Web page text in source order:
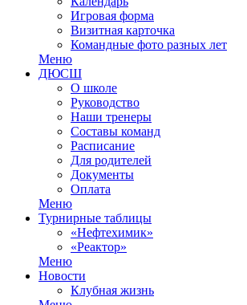
Игровая форма
Визитная карточка
Командные фото разных лет
Меню
ДЮСШ
О школе
Руководство
Наши тренеры
Составы команд
Расписание
Для родителей
Документы
Оплата
Меню
Турнирные таблицы
«Нефтехимик»
«Реактор»
Меню
Новости
Клубная жизнь